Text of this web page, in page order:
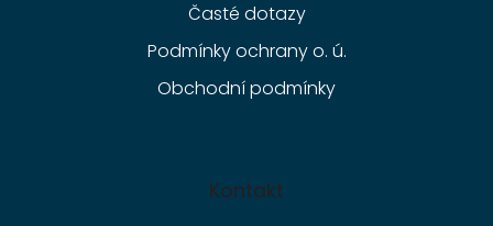
Časté dotazy
Podmínky ochrany o. ú.
Obchodní podmínky
Kontakt